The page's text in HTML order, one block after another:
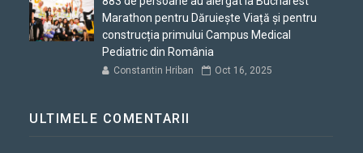
Marathon pentru Dăruiește Viață și pentru
construcția primului Campus Medical
Pediatric din România
Constantin Hriban Oct 16, 2025
ULTIMELE COMENTARII